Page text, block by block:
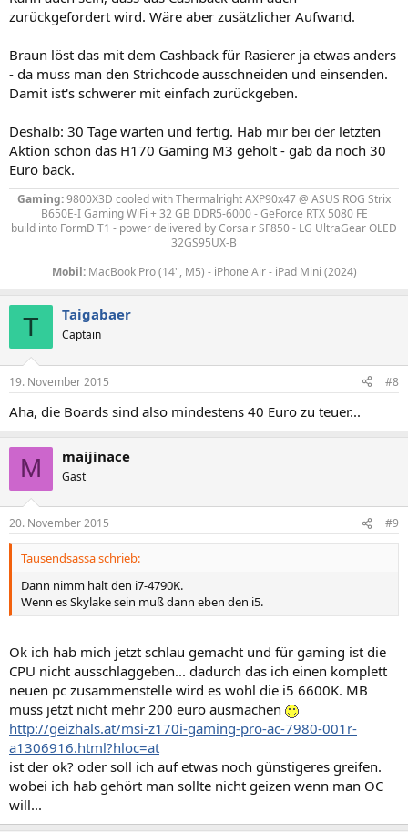
zurückgefordert wird. Wäre aber zusätzlicher Aufwand.
Braun löst das mit dem Cashback für Rasierer ja etwas anders
- da muss man den Strichcode ausschneiden und einsenden.
Damit ist's schwerer mit einfach zurückgeben.
Deshalb: 30 Tage warten und fertig. Hab mir bei der letzten
Aktion schon das H170 Gaming M3 geholt - gab da noch 30
Euro back.
Gaming:9800X3D cooled with Thermalright AXP90x47@ ASUS ROG Strix
B650E-I Gaming WiFi + 32 GB DDR5-6000 - GeForce RTX 5080 FE
build into FormD T1 - power delivered byCorsair SF850 - LG UltraGear OLED
32GS95UX-B
Mobil:MacBook Pro (14", M5) - iPhone Air - iPad Mini (2024)
T Taigabaer
Captain
19. November 2015 #8
Aha, die Boards sind also mindestens 40 Euro zu teuer...
M maijinace
Gast
20. November 2015 #9
Tausendsassa schrieb:
Dann nimm halt den i7-4790K.
Wenn es Skylake sein muß dann eben den i5.
Ok ich hab mich jetzt schlau gemacht und für gaming ist die
CPU nicht ausschlaggeben... dadurch das ich einen komplett
neuen pc zusammenstelle wird es wohl die i5 6600K. MB
muss jetzt nicht mehr 200 euro ausmachen
http://geizhals.at/msi-z170i-gaming-pro-ac-7980-001r-
a1306916.html?hloc=at
ist der ok? oder soll ich auf etwas noch günstigeres greifen.
wobei ich hab gehört man sollte nicht geizen wenn man OC
will...